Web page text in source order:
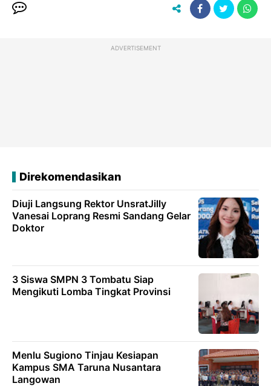
ADVERTISEMENT
Direkomendasikan
Diuji Langsung Rektor UnsratJilly
Vanesai Loprang Resmi Sandang Gelar
Doktor
3 Siswa SMPN 3 Tombatu Siap
Mengikuti Lomba Tingkat Provinsi
Menlu Sugiono Tinjau Kesiapan
Kampus SMA Taruna Nusantara
Langowan